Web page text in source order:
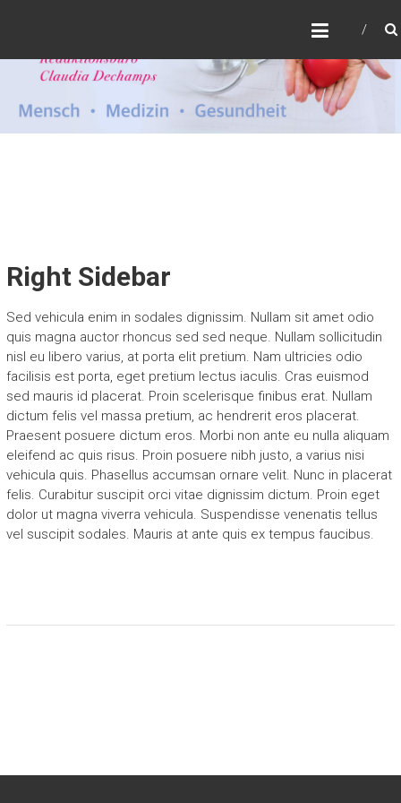
Right Sidebar
Sed vehicula enim in sodales dignissim. Nullam sit amet odio
quis magna auctor rhoncus sed sed neque. Nullam sollicitudin
nisl eu libero varius, at porta elit pretium. Nam ultricies odio
facilisis est porta, eget pretium lectus iaculis. Cras euismod
sed mauris id placerat. Proin scelerisque finibus erat. Nullam
dictum felis vel massa pretium, ac hendrerit eros placerat.
Praesent posuere dictum eros. Morbi non ante eu nulla aliquam
eleifend ac quis risus. Proin posuere nibh justo, a varius nisi
vehicula quis. Phasellus accumsan ornare velit. Nunc in placerat
felis. Curabitur suscipit orci vitae dignissim dictum. Proin eget
dolor ut magna viverra vehicula. Suspendisse venenatis tellus
vel suscipit sodales. Mauris at ante quis ex tempus faucibus.